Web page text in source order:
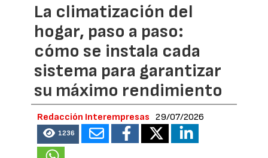
La climatización del
hogar, paso a paso:
cómo se instala cada
sistema para garantizar
su máximo rendimiento
Redacción Interempresas 29/07/2026
1236